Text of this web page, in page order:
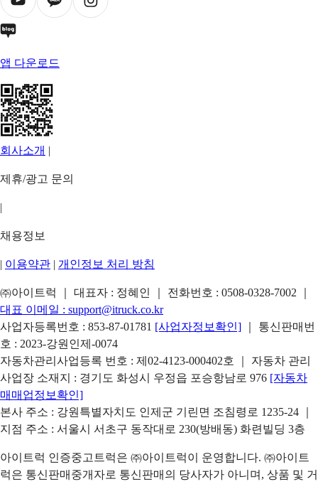
앱 다운로드
회사소개 |
제휴/광고 문의
|
채용정보
| 이용약관 | 개인정보 처리 방침
㈜아이트럭 ｜ 대표자 : 정혜인 ｜ 전화번호 : 0508-0328-7002
대표 이메일 : support@itruck.co.kr
사업자등록번호 : 853-87-01781 [사업자정보확인]
｜ 통신판매번
호 : 2023-강원인제-0074
자동차관리사업등록 번호 : 제02-4123-000402호 ｜ 자동차 관리
사업장 소재지 : 경기도 화성시 우정읍 포승항남로 976 [자동차
매매업정보확인]
본사 주소 : 강원특별자치도 인제군 기린면 조침령로 1235-24 ｜
지점 주소 : 서울시 서초구 동작대로 230(방배동) 화련빌딩 3층
아이트럭 인증중고트럭은 ㈜아이트럭이 운영합니다. ㈜아이트
럭은 통신판매중개자로 통신판매의 당사자가 아니며, 상품 및 거